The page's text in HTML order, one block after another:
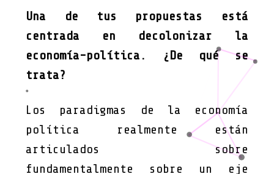
Una de tus propuestas está
centrada en decolonizar la
economía-política. ¿De qué se
trata?
Los paradigmas de la economía
política realmente están
articulados sobre
fundamentalmente sobre un eje